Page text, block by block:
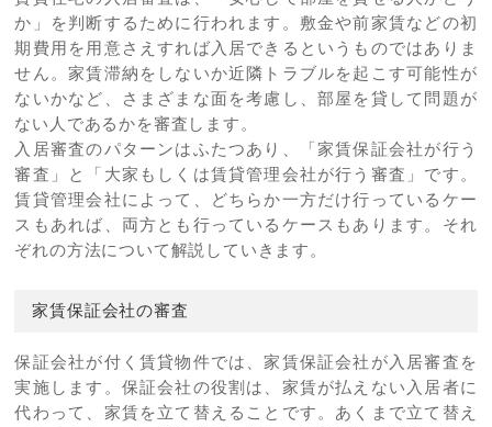
か」を判断するために行われます。敷金や前家賃などの初
期費用を用意さえすれば入居できるというものではありま
せん。家賃滞納をしないか近隣トラブルを起こす可能性が
ないかなど、さまざまな面を考慮し、部屋を貸して問題が
ない人であるかを審査します。
入居審査のパターンはふたつあり、「家賃保証会社が行う
審査」と「大家もしくは賃貸管理会社が行う審査」です。
賃貸管理会社によって、どちらか一方だけ行っているケー
スもあれば、両方とも行っているケースもあります。それ
ぞれの方法について解説していきます。
家賃保証会社の審査
保証会社が付く賃貸物件では、家賃保証会社が入居審査を
実施します。保証会社の役割は、家賃が払えない入居者に
代わって、家賃を立て替えることです。あくまで立て替え